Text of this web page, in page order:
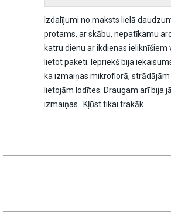
Izdalījumi no maksts lielā
protams, ar skābu, nepatīkamu
katru dienu ar ikdienas ieliknīšiem
lietot paketi. Iepriekš bija
ka izmaiņas mikroflorā,
lietojām lodītes. Draugam arī bija
izmaiņas.. Kļūst tikai trakāk.